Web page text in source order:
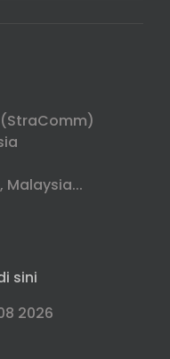
Malaysia...
sini
2026